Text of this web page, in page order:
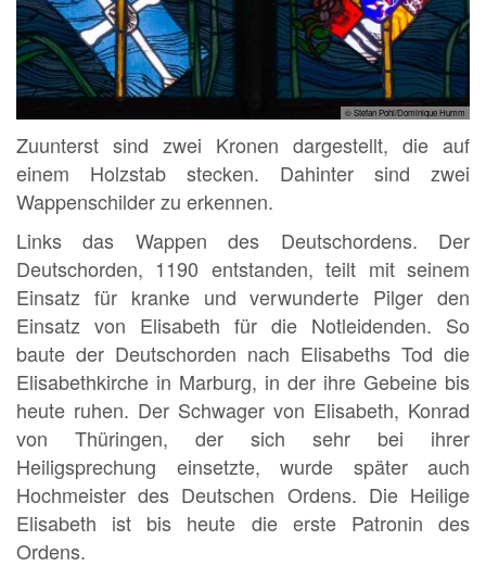
© Stefan Pohl/Dominique Humm
Zuunterst sind zwei Kronen dargestellt, die auf
einem Holzstab stecken. Dahinter sind zwei
Wappenschilder zu erkennen.
Links das Wappen des Deutschordens. Der
Deutschorden, 1190 entstanden, teilt mit seinem
Einsatz für kranke und verwunderte Pilger den
Einsatz von Elisabeth für die Notleidenden. So
baute der Deutschorden nach Elisabeths Tod die
Elisabethkirche in Marburg, in der ihre Gebeine bis
heute ruhen. Der Schwager von Elisabeth, Konrad
von Thüringen, der sich sehr bei ihrer
Heiligsprechung einsetzte, wurde später auch
Hochmeister des Deutschen Ordens. Die Heilige
Elisabeth ist bis heute die erste Patronin des
Ordens.